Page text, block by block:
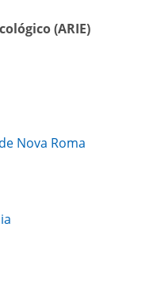
(ARIE)
Nova Roma